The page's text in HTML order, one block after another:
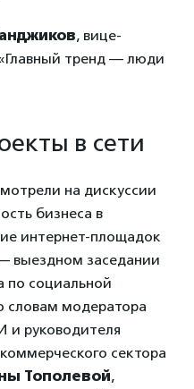
, вице-
тренд — люди
в сети
на дискуссии
бизнеса в
интернет-площадок
выездном заседании
по социальной
словам модератора
и руководителя
сектора
Тополевой,